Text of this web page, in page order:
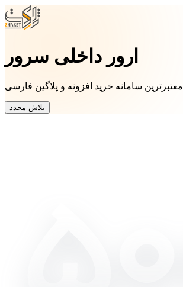
ارور داخلی سرور
معتبرترین سامانه خرید افزونه و پلاگین فارسی
تلاش مجدد